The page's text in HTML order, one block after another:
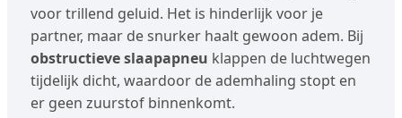
voor trillend geluid. Het is hinderlijk voor je
partner, maar de snurker haalt gewoon adem. Bij
obstructieve slaapapneu klappen de luchtwegen
tijdelijk dicht, waardoor de ademhaling stopt en
er geen zuurstof binnenkomt.